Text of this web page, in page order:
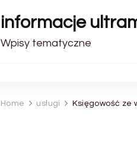
informacje
Wpisy tematyczne
Home usługi Księgowość ze